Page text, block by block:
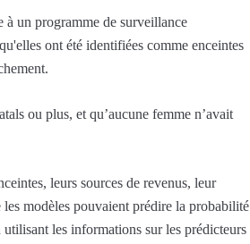
à un programme de surveillance
ont été identifiées comme enceintes
ou plus, et qu’aucune femme n’avait
leurs sources de revenus, leur
les modèles pouvaient prédire la probabilité
utilisant les informations sur les prédicteurs